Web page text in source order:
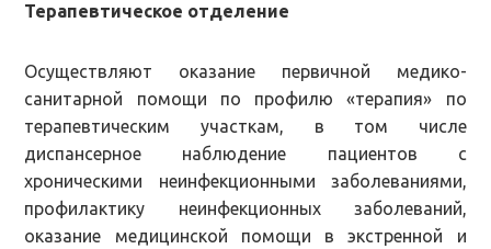
Терапевтическое отделение
Осуществляют оказание первичной медико-
санитарной помощи по профилю «терапия» по
терапевтическим участкам, в том числе
диспансерное наблюдение пациентов с
хроническими неинфекционными заболеваниями,
профилактику неинфекционных заболеваний,
оказание медицинской помощи в экстренной и